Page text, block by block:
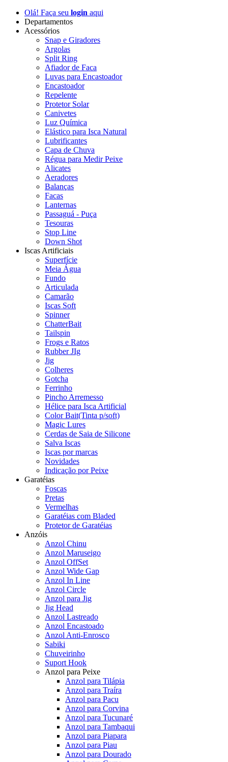
Olá! Faça seu login aqui
Departamentos
Acessórios
Snap e Giradores
Argolas
Split Ring
Afiador de Faca
Luvas para Encastoador
Encastoador
Repelente
Protetor Solar
Canivetes
Luz Química
Elástico para Isca Natural
Lubrificantes
Capa de Chuva
Régua para Medir Peixe
Alicates
Aeradores
Balanças
Facas
Lanternas
Passaguá - Puça
Tesouras
Stop Line
Down Shot
Iscas Artificiais
Superfície
Meia Água
Fundo
Articulada
Camarão
Iscas Soft
Spinner
ChatterBait
Tailspin
Frogs e Ratos
Rubber JIg
Jig
Colheres
Gotcha
Ferrinho
Pincho Arremesso
Hélice para Isca Artificial
Color Bait(Tinta p/soft)
Magic Lures
Cerdas de Saia de Silicone
Salva Iscas
Iscas por marcas
Novidades
Indicação por Peixe
Garatéias
Foscas
Pretas
Vermelhas
Garatéias com Bladed
Protetor de Garatéias
Anzóis
Anzol Chinu
Anzol Maruseigo
Anzol OffSet
Anzol Wide Gap
Anzol In Line
Anzol Circle
Anzol para Jig
Jig Head
Anzol Lastreado
Anzol Encastoado
Anzol Anti-Enrosco
Sabiki
Chuveirinho
Suport Hook
Anzol para Peixe
Anzol para Tilápia
Anzol para Traíra
Anzol para Pacu
Anzol para Corvina
Anzol para Tucunaré
Anzol para Tambaqui
Anzol para Piapara
Anzol para Piau
Anzol para Dourado